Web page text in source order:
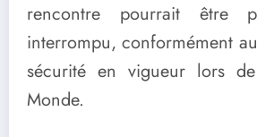
rencontre pourrait être
interrompu, conformément
sécurité en vigueur lors
Monde.